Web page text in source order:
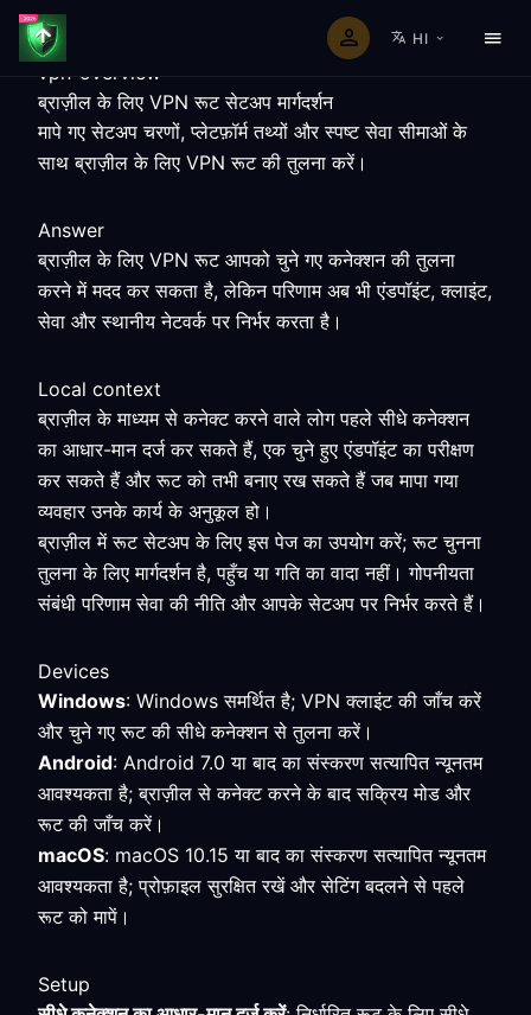
HI
vpn-overview
ब्राज़ील के लिए VPN रूट सेटअप मार्गदर्शन
मापे गए सेटअप चरणों, प्लेटफ़ॉर्म तथ्यों और स्पष्ट सेवा सीमाओं के
साथ ब्राज़ील के लिए VPN रूट की तुलना करें।
Answer
ब्राज़ील के लिए VPN रूट आपको चुने गए कनेक्शन की तुलना
करने में मदद कर सकता है, लेकिन परिणाम अब भी एंडपॉइंट, क्लाइंट,
सेवा और स्थानीय नेटवर्क पर निर्भर करता है।
Local context
ब्राज़ील के माध्यम से कनेक्ट करने वाले लोग पहले सीधे कनेक्शन
का आधार-मान दर्ज कर सकते हैं, एक चुने हुए एंडपॉइंट का परीक्षण
कर सकते हैं और रूट को तभी बनाए रख सकते हैं जब मापा गया
व्यवहार उनके कार्य के अनुकूल हो।
ब्राज़ील में रूट सेटअप के लिए इस पेज का उपयोग करें; रूट चुनना
तुलना के लिए मार्गदर्शन है, पहुँच या गति का वादा नहीं। गोपनीयता
संबंधी परिणाम सेवा की नीति और आपके सेटअप पर निर्भर करते हैं।
Devices
Windows: Windows समर्थित है; VPN क्लाइंट की जाँच करें
और चुने गए रूट की सीधे कनेक्शन से तुलना करें।
Android: Android 7.0 या बाद का संस्करण सत्यापित न्यूनतम
आवश्यकता है; ब्राज़ील से कनेक्ट करने के बाद सक्रिय मोड और
रूट की जाँच करें।
macOS: macOS 10.15 या बाद का संस्करण सत्यापित न्यूनतम
आवश्यकता है; प्रोफ़ाइल सुरक्षित रखें और सेटिंग बदलने से पहले
रूट को मापें।
Setup